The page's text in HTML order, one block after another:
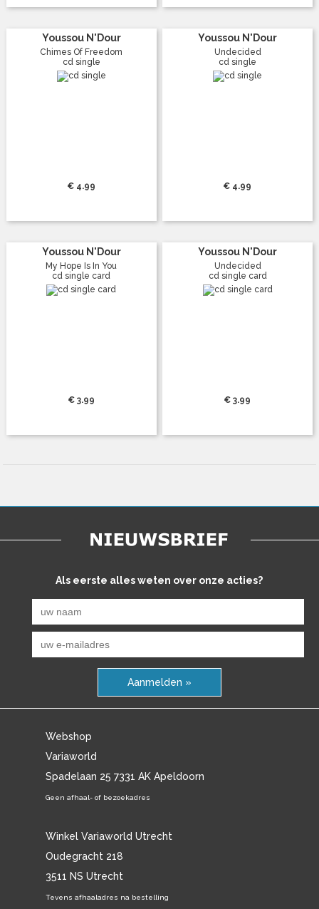
Youssou N'Dour
Chimes Of Freedom
cd single
€ 4.99
Youssou N'Dour
Undecided
cd single
€ 4.99
Youssou N'Dour
My Hope Is In You
cd single card
€ 3.99
Youssou N'Dour
Undecided
cd single card
€ 3.99
Als eerste alles weten over onze acties?
Aanmelden »
Webshop
Variaworld
Spadelaan 25 7331 AK Apeldoorn
Geen afhaal- of bezoekadres
Winkel Variaworld Utrecht
Oudegracht 218
3511 NS Utrecht
Tevens afhaaladres na bestelling